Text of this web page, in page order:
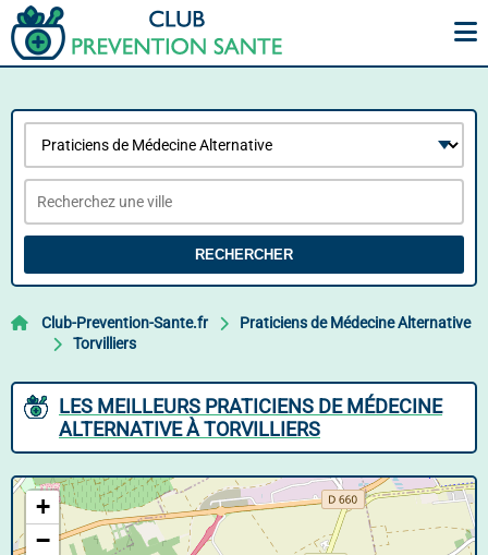
RECHERCHER
Club-Prevention-Sante.fr
Praticiens de Médecine Alternative
Torvilliers
LES MEILLEURS PRATICIENS DE MÉDECINE
ALTERNATIVE À TORVILLIERS
+
−